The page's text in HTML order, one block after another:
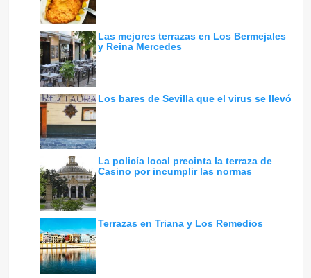
Las mejores terrazas en Los Bermejales
y Reina Mercedes
Los bares de Sevilla que el virus se llevó
La policía local precinta la terraza de
Casino por incumplir las normas
Terrazas en Triana y Los Remedios